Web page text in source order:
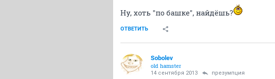
Ну, хоть "по башке", найдёшь?
ОТВЕТИТЬ
Sobolev
old hamster
14 сентября 2013 презумпция